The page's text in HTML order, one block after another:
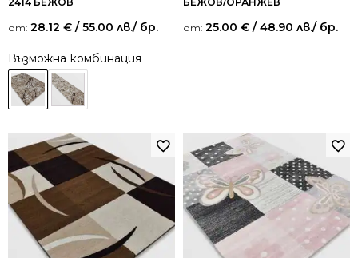
от: 28.12 € / 55.00 лв./ бр.
Възможна комбинация
от: 25.00 € / 48.90 лв./ бр.